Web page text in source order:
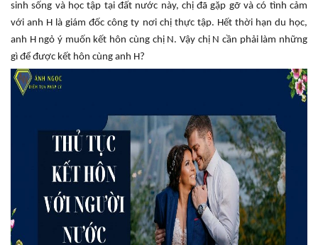
sinh sống và học tập tại đất nước này, chị đã gặp gỡ và có tình cảm
với anh H là giám đốc công ty nơi chị thực tập. Hết thời hạn du học,
anh H ngỏ ý muốn kết hôn cùng chị N. Vậy chị N cần phải làm những
gì để được kết hôn cùng anh H?